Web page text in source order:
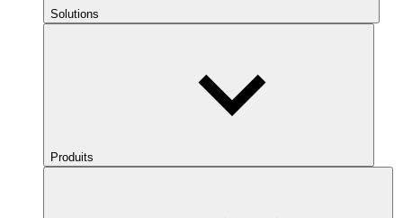
Solutions
Produits